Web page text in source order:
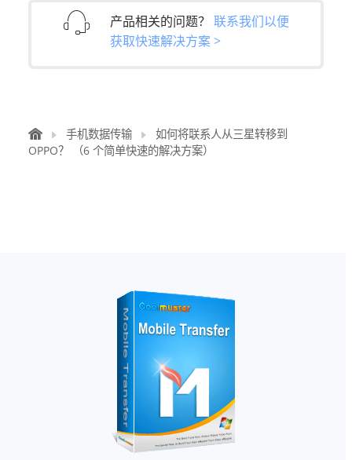
产品相关的问题？ 联系我们以便
获取快速解决方案 >
手机数据传输
如何将联系人从三星转移到
OPPO？ （6 个简单快速的解决方案）